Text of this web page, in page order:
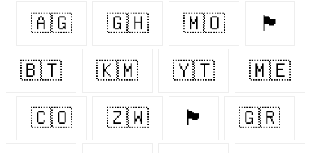
🇦🇬 🇬🇭 🇲🇴 🏴󠁧󠁢󠁥󠁮󠁧󠁿
🇧🇹 🇰🇲 🇾🇹 🇲🇪
🇨🇴 🇿🇼 🏴󠁧󠁢󠁳󠁣󠁴󠁿 🇬🇷